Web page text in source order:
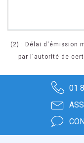
(2) : Délai d'émission
par l'autorité de
01